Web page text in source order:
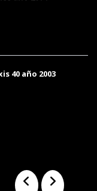
40 año 2003